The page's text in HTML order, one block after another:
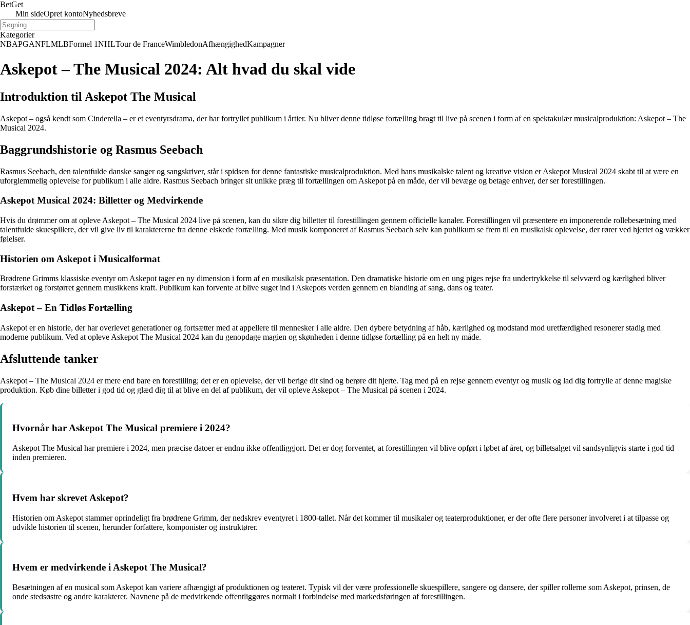
BetGet
Min sideOpret kontoNyhedsbreve
Kategorier
NBAPGANFLMLBFormel 1NHLTour de FranceWimbledonAfhængighedKampagner
Askepot – The Musical 2024: Alt hvad du skal vide
Introduktion til Askepot The Musical
Askepot – også kendt som Cinderella – er et eventyrsdrama, der har fortryllet publikum i årtier. Nu bliver denne tidløse fortælling bragt til live på scenen i form af en spektakulær musicalproduktion: Askepot – The
Musical 2024.
Baggrundshistorie og Rasmus Seebach
Rasmus Seebach, den talentfulde danske sanger og sangskriver, står i spidsen for denne fantastiske musicalproduktion. Med hans musikalske talent og kreative vision er Askepot Musical 2024 skabt til at være en
uforglemmelig oplevelse for publikum i alle aldre. Rasmus Seebach bringer sit unikke præg til fortællingen om Askepot på en måde, der vil bevæge og betage enhver, der ser forestillingen.
Askepot Musical 2024: Billetter og Medvirkende
Hvis du drømmer om at opleve Askepot – The Musical 2024 live på scenen, kan du sikre dig billetter til forestillingen gennem officielle kanaler. Forestillingen vil præsentere en imponerende rollebesætning med
talentfulde skuespillere, der vil give liv til karaktererne fra denne elskede fortælling. Med musik komponeret af Rasmus Seebach selv kan publikum se frem til en musikalsk oplevelse, der rører ved hjertet og vækker
følelser.
Historien om Askepot i Musicalformat
Brødrene Grimms klassiske eventyr om Askepot tager en ny dimension i form af en musikalsk præsentation. Den dramatiske historie om en ung piges rejse fra undertrykkelse til selvværd og kærlighed bliver
forstærket og forstørret gennem musikkens kraft. Publikum kan forvente at blive suget ind i Askepots verden gennem en blanding af sang, dans og teater.
Askepot – En Tidløs Fortælling
Askepot er en historie, der har overlevet generationer og fortsætter med at appellere til mennesker i alle aldre. Den dybere betydning af håb, kærlighed og modstand mod uretfærdighed resonerer stadig med
moderne publikum. Ved at opleve Askepot The Musical 2024 kan du genopdage magien og skønheden i denne tidløse fortælling på en helt ny måde.
Afsluttende tanker
Askepot – The Musical 2024 er mere end bare en forestilling; det er en oplevelse, der vil berige dit sind og berøre dit hjerte. Tag med på en rejse gennem eventyr og musik og lad dig fortrylle af denne magiske
produktion. Køb dine billetter i god tid og glæd dig til at blive en del af publikum, der vil opleve Askepot – The Musical på scenen i 2024.
Hvornår har Askepot The Musical premiere i 2024?
Askepot The Musical har premiere i 2024, men præcise datoer er endnu ikke offentliggjort. Det er dog forventet, at forestillingen vil blive opført i løbet af året, og billetsalget vil sandsynligvis starte i god tid
inden premieren.
Hvem har skrevet Askepot?
Historien om Askepot stammer oprindeligt fra brødrene Grimm, der nedskrev eventyret i 1800-tallet. Når det kommer til musikaler og teaterproduktioner, er der ofte flere personer involveret i at tilpasse og
udvikle historien til scenen, herunder forfattere, komponister og instruktører.
Hvem er medvirkende i Askepot The Musical?
Besætningen af en musical som Askepot kan variere afhængigt af produktionen og teateret. Typisk vil der være professionelle skuespillere, sangere og dansere, der spiller rollerne som Askepot, prinsen, de
onde stedsøstre og andre karakterer. Navnene på de medvirkende offentliggøres normalt i forbindelse med markedsføringen af forestillingen.